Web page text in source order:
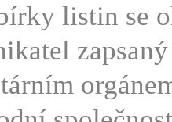
listin se